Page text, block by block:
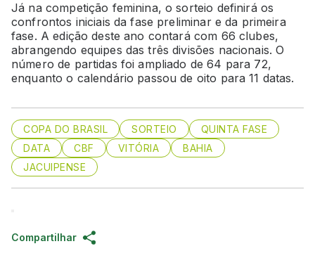
Já na competição feminina, o sorteio definirá os
confrontos iniciais da fase preliminar e da primeira
fase. A edição deste ano contará com 66 clubes,
abrangendo equipes das três divisões nacionais. O
número de partidas foi ampliado de 64 para 72,
enquanto o calendário passou de oito para 11 datas.
COPA DO BRASIL SORTEIO
QUINTA FASE
DATA
CBF VITÓRIA
BAHIA
JACUIPENSE
Compartilhar